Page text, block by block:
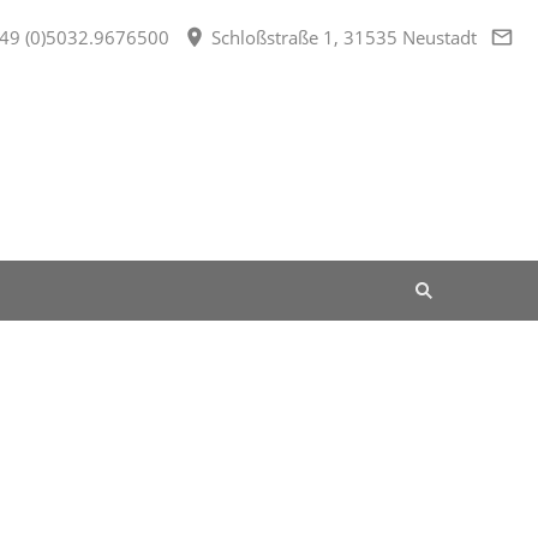
(0)5032.9676500 Schloßstraße 1, 31535 Neustadt